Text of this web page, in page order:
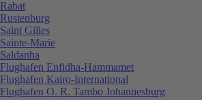
Rabat
Rustenburg
Saint Gilles
Sainte-Marie
Saldanha
Flughafen Enfidha-Hammamet
Flughafen Kairo-International
Flughafen O. R. Tambo Johannesburg